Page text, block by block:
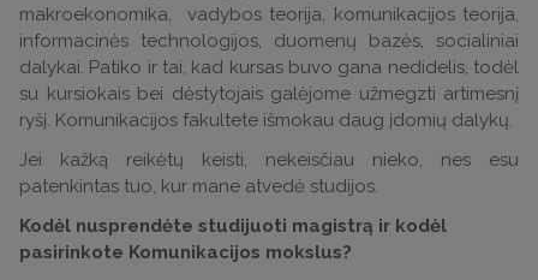
makroekonomika, vadybos teorija, komunikacijos teorija,
informacinės technologijos, duomenų bazės, socialiniai
dalykai. Patiko ir tai, kad kursas buvo gana nedidelis, todėl
su kursiokais bei dėstytojais galėjome užmegzti artimesnį
ryšį. Komunikacijos fakultete išmokau daug įdomių dalykų.
Jei kažką reikėtų keisti, nekeisčiau nieko, nes esu
patenkintas tuo, kur mane atvedė studijos.
Kodėl nusprendėte studijuoti magistrą ir kodėl
pasirinkote Komunikacijos mokslus?